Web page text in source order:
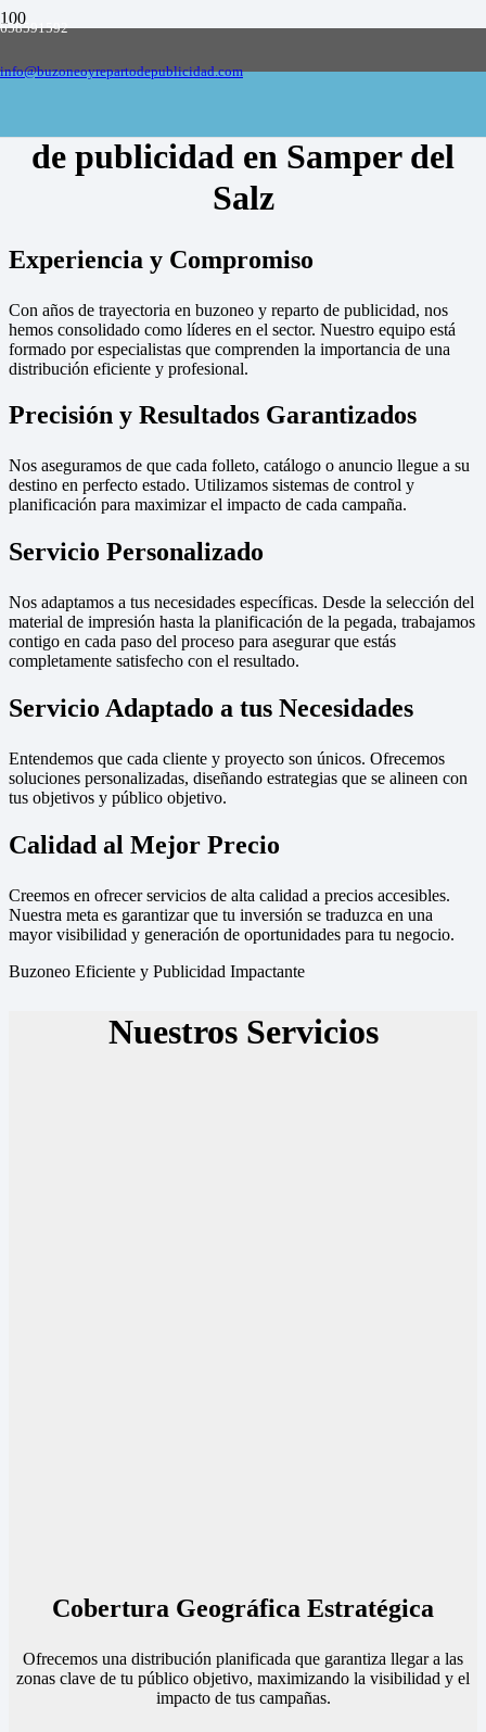
658591592
info@buzoneoyrepartodepublicidad.com
Empresa de buzoneo y reparto de publicidad
de publicidad en Samper del
Salz
Experiencia y Compromiso
Con años de trayectoria en buzoneo y reparto de publicidad, nos
hemos consolidado como líderes en el sector. Nuestro equipo está
formado por especialistas que comprenden la importancia de una
distribución eficiente y profesional.
Precisión y Resultados Garantizados
Nos aseguramos de que cada folleto, catálogo o anuncio llegue a su
destino en perfecto estado. Utilizamos sistemas de control y
planificación para maximizar el impacto de cada campaña.
Servicio Personalizado
Nos adaptamos a tus necesidades específicas. Desde la selección del
material de impresión hasta la planificación de la pegada, trabajamos
contigo en cada paso del proceso para asegurar que estás
completamente satisfecho con el resultado.
Servicio Adaptado a tus Necesidades
Entendemos que cada cliente y proyecto son únicos. Ofrecemos
soluciones personalizadas, diseñando estrategias que se alineen con
tus objetivos y público objetivo.
Calidad al Mejor Precio
Creemos en ofrecer servicios de alta calidad a precios accesibles.
Nuestra meta es garantizar que tu inversión se traduzca en una
mayor visibilidad y generación de oportunidades para tu negocio.
Buzoneo Eficiente y Publicidad Impactante
Nuestros Servicios
Cobertura Geográfica Estratégica
Ofrecemos una distribución planificada que garantiza llegar a las
zonas clave de tu público objetivo, maximizando la visibilidad y el
impacto de tus campañas.